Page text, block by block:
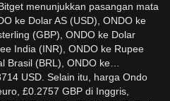
menunjukkan pasangan mata
ke Dolar AS (USD), ONDO ke
(GBP), ONDO ke Dolar
India (INR), ONDO ke Rupee
Brasil (BRL), ONDO ke…
USD. Selain itu, harga Ondo
£0.2757 GBP di Inggris,